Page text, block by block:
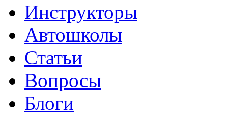
Инструкторы
Автошколы
Статьи
Вопросы
Блоги